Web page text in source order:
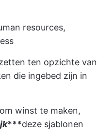
resources,
ten opzichte van
die ingebed zijn in
winst te maken,
***deze sjablonen